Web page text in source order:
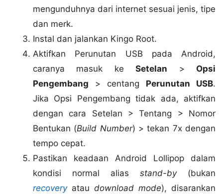
mengunduhnya dari internet sesuai jenis, tipe
dan merk.
Instal dan jalankan Kingo Root.
Aktifkan Perunutan USB pada Android,
caranya masuk keSetelan > Opsi
Pengembang > centang Perunutan USB.
Jika Opsi Pengembang tidak ada, aktifkan
dengan cara Setelan > Tentang > Nomor
Bentukan (Build Number) > tekan 7x dengan
tempo cepat.
Pastikan keadaan Android Lollipop dalam
kondisi normal alias stand-by(bukan
recoveryatau download mode), disarankan